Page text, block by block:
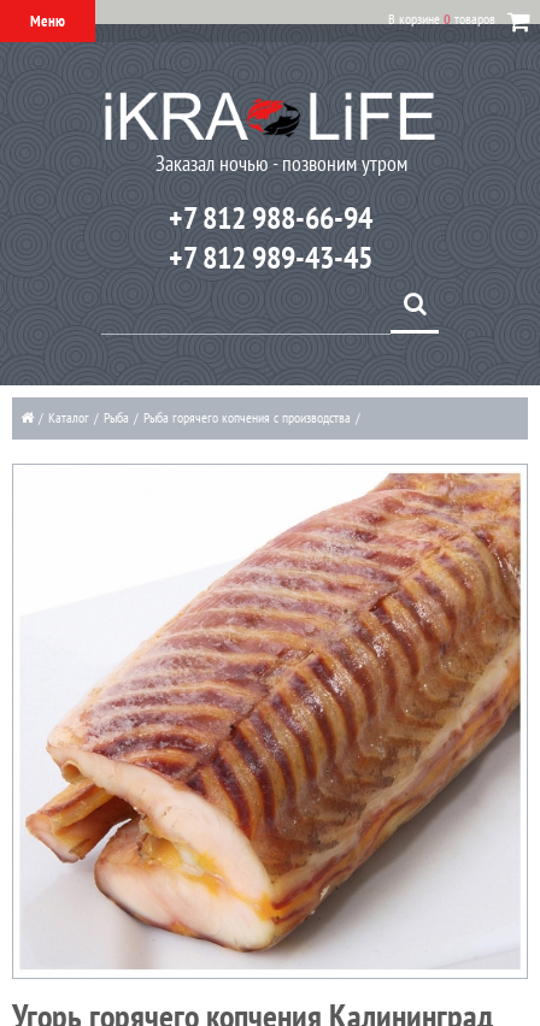
Меню В корзине 0 товаров
Заказал ночью - позвоним утром
+7 812 988-66-94
+7 812 989-43-45
/ Каталог / Рыба / Рыба горячего копчения с производства /
Угорь горячего копчения Калининград